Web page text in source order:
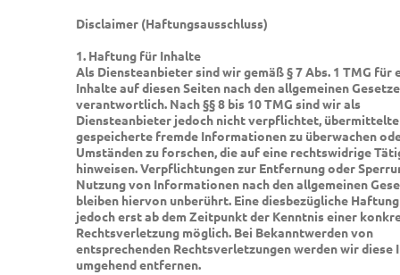
Disclaimer (Haftungsausschluss)
1. Haftung für Inhalte
Als Diensteanbieter sind wir gemäß § 7 Abs. 1 TMG für
Inhalte auf diesen Seiten nach den allgemeinen
verantwortlich. Nach §§ 8 bis 10 TMG sind wir als
Diensteanbieter jedoch nicht verpflichtet,
gespeicherte fremde Informationen zu überwachen
Umständen zu forschen, die auf eine rechtswidrige
hinweisen. Verpflichtungen zur Entfernung oder
Nutzung von Informationen nach den allgemeinen
bleiben hiervon unberührt. Eine diesbezügliche
jedoch erst ab dem Zeitpunkt der Kenntnis einer
Rechtsverletzung möglich. Bei Bekanntwerden von
entsprechenden Rechtsverletzungen werden wir diese
umgehend entfernen.